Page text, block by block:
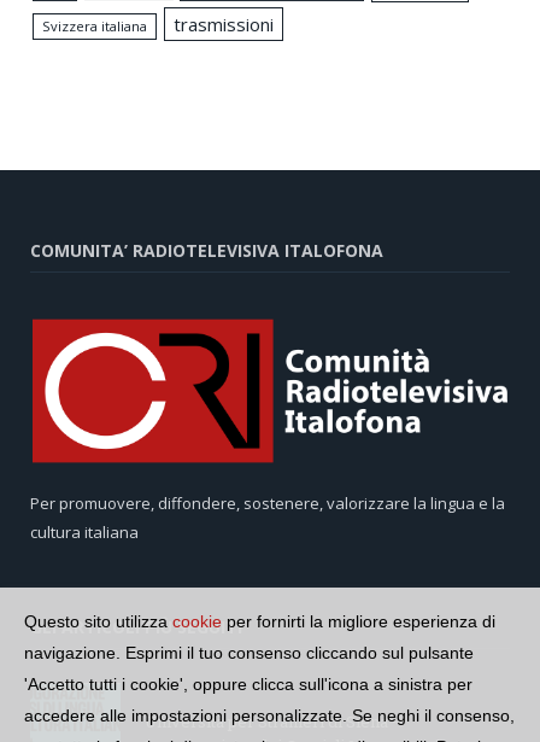
Svizzera italiana trasmissioni
COMUNITA’ RADIOTELEVISIVA ITALOFONA
Per promuovere, diffondere, sostenere, valorizzare la lingua e la
cultura italiana
GLI ARTICOLI PIÙ SEGUITI
Università per Stranieri di Siena –
Questo sito utilizza cookie per fornirti la migliore esperienza di
navigazione. Esprimi il tuo consenso cliccando sul pulsante
'Accetto tutti i cookie', oppure clicca sull'icona a sinistra per
accedere alle impostazioni personalizzate. Se neghi il consenso,